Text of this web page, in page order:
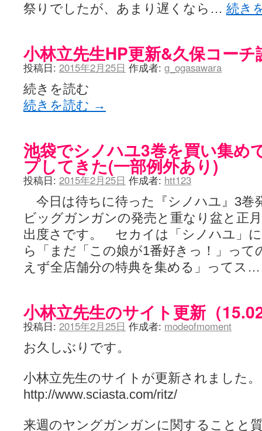
祭りでしたが、あまり遅くなら… 続き
小林立先生HP更新&久保コーチ
投稿日: 2015年2月25日 作成者: g_ogasawara
続きを読む
続きを読む →
池袋でシノハユ3巻を買い集め
プしてきた(一部例外あり)
投稿日: 2015年2月25日 作成者: htt123
今日は待ちに待った『シノハユ』3巻
ビッグガンガンの発売と重なり盆と正
出度さです。 セカイは「シノハユ」
ら「まだ「この娘が1番好きっ！」っ
えず全店舗分の特典を集める」ってス
小林立先生のサイト更新（
投稿日: 2015年2月25日 作成者: modeofmoment
お久しぶりです。
小林立先生のサイトが更新されました。
http://www.sciasta.com/ritz/
来週のヤングガンガンに関することと